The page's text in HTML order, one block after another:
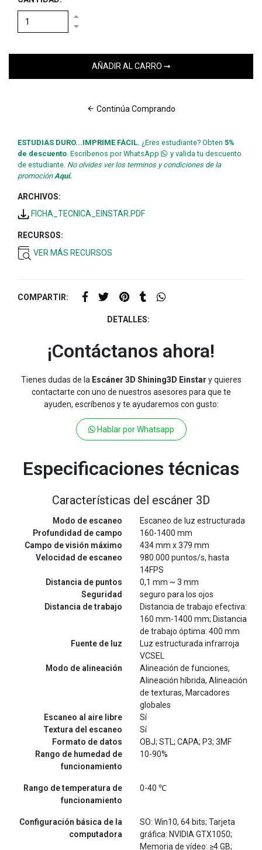
Continúa Comprando
ESTUDIAS DURO...IMPRIME FÁCIL. ¿Eres estudiante? Obten 5%
de descuento. Escríbenos por WhatsApp
y valida tu descuento
de estudiante. No olvides ver los terminos y condiciones de la
promociónAquí.
ARCHIVOS:
FICHA_TECNICA_EINSTAR.PDF
RECURSOS:
VER MÁS RECURSOS
COMPARTIR:
DETALLES:
¡Contáctanos ahora!
Tienes dudas de la Escáner 3D Shining3D Einstar y quieres
contactarte con uno de nuestros asesores para que te
ayuden, escríbenos y te ayudaremos con gusto:
Hablar por Whatsapp
Especificaciones técnicas
Características del escáner 3D
Modo de escaneo
Escaneo de luz estructurada
Profundidad de campo
160-1400 mm
Campo de visión máximo
434 mm x 379 mm
Velocidad de escaneo
980.000 puntos/s, hasta
14FPS
Distancia de puntos
0,1 mm ~ 3 mm
Seguridad
seguro para los ojos
Distancia de trabajo
Distancia de trabajo efectiva:
160 mm-1400 mm; Distancia
de trabajo óptima: 400 mm
Fuente de luz
Luz estructurada infrarroja
VCSEL
Modo de alineación
Alineación de funciones,
Alineación híbrida, Alineación
de texturas, Marcadores
globales
Escaneo al aire libre
Sí
Textura del escaneo
Sí
Formato de datos
OBJ; STL; CAPA; P3; 3MF
Rango de humedad de
funcionamiento
10-90%
Rango de temperatura de
funcionamiento
0-40 ℃
Configuración básica de la
computadora
SO: Win10, 64 bits; Tarjeta
gráfica: NVIDIA GTX1050;
Memoria de vídeo: ≥4 GB;